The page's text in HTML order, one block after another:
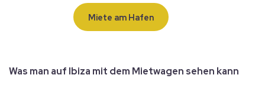
Miete am Hafen
Was man auf Ibiza mit dem Mietwagen sehen kann